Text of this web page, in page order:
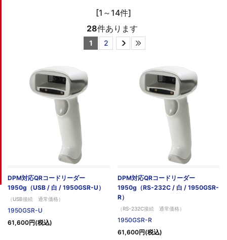
[1～14件]
28件あります
1 2
DPM対応QRコードリーダー
1950g（USB / 白 / 1950GSR-U）
（USB接続 通常価格）
1950GSR-U
61,600円(税込)
DPM対応QRコードリーダー
1950g（RS-232C / 白 / 1950GSR-
R）
（RS-232C接続 通常価格）
1950GSR-R
61,600円(税込)